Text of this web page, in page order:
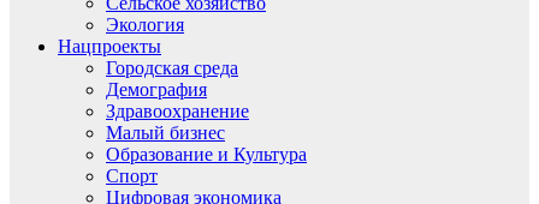
Экология
Нацпроекты
Городская среда
Демография
Здравоохранение
Малый бизнес
Образование и Культура
Спорт
Цифровая экономика